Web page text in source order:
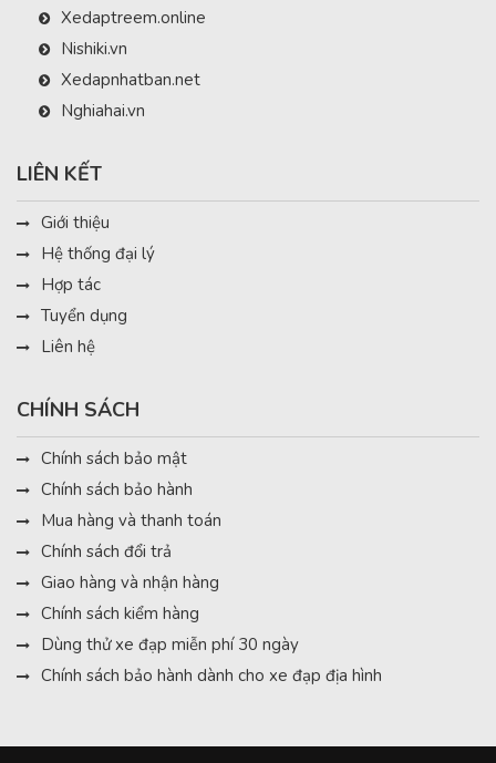
Xedaptreem.online
Nishiki.vn
Xedapnhatban.net
Nghiahai.vn
LIÊN KẾT
Giới thiệu
Hệ thống đại lý
Hợp tác
Tuyển dụng
Liên hệ
CHÍNH SÁCH
Chính sách bảo mật
Chính sách bảo hành
Mua hàng và thanh toán
Chính sách đổi trả
Giao hàng và nhận hàng
Chính sách kiểm hàng
Dùng thử xe đạp miễn phí 30 ngày
Chính sách bảo hành dành cho xe đạp địa hình